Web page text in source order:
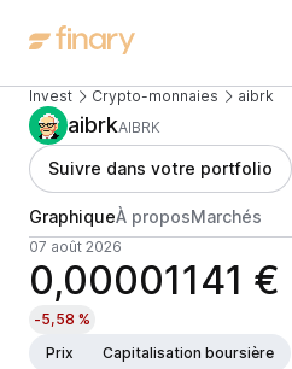
Invest Crypto-monnaies aibrk
aibrkAIBRK
Suivre dans votre portfolio
GraphiqueÀ proposMarchés
07 août 2026
0,00001141 €
-5,58 %
Prix
Capitalisation boursière